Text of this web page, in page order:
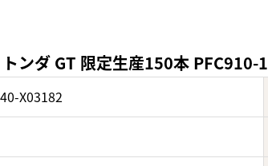
ンダ GT 限定生産150本
X03182